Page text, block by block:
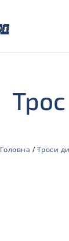
Головна /Троси